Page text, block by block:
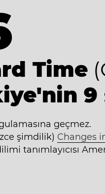
Time
geçmez.
şimdilik) Changes
tanımlayıcısı